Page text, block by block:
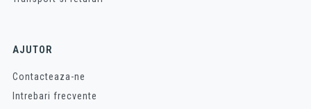
AJUTOR
Contacteaza-ne
Intrebari frecvente